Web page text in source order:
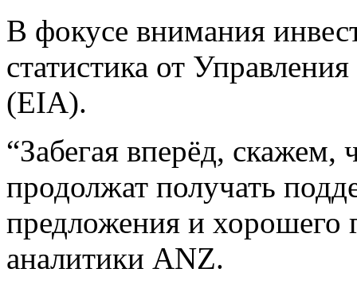
В фокусе внимания
статистика от
(EIA).
“Забегая вперёд,
продолжат получать
предложения и хорошего
аналитики ANZ.